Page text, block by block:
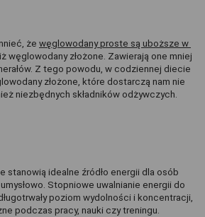
że węglowodany proste są uboższe w
węglowodany złożone. Zawierają one mniej
Z tego powodu, w codziennej diecie
złożone, które dostarczą nam nie
niezbędnych składników odżywczych.
stanowią idealne źródło energii dla osób
Stopniowe uwalnianie energii do
poziom wydolności i koncentracji,
podczas pracy, nauki czy treningu.